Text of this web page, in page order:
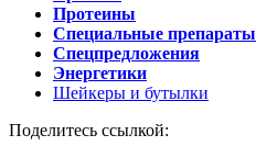
Протеины
Специальные препараты
Спецпредложения
Энергетики
Шейкеры и бутылки
Поделитесь ссылкой: